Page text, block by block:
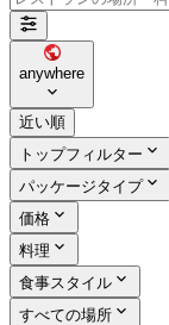
anywhere
近い順
トップフィルター
パッケージタイプ
価格
料理
食事スタイル
すべての場所